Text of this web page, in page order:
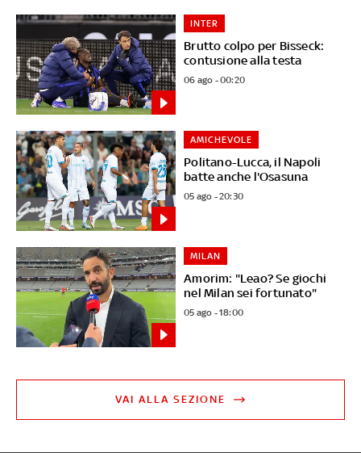
Brutto colpo per Bisseck:
contusione alla testa
INTER
06 ago - 00:20
Politano-Lucca, il Napoli
batte anche l'Osasuna
AMICHEVOLE
05 ago - 20:30
Amorim: "Leao? Se giochi
nel Milan sei fortunato"
MILAN
05 ago - 18:00
VAI ALLA SEZIONE